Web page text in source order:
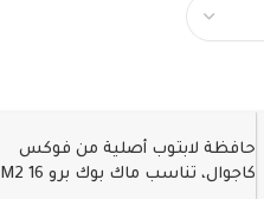
حافظة لابتوب أصلية من فوكس
كاجوال، تناسب ماك بوك برو M2 16